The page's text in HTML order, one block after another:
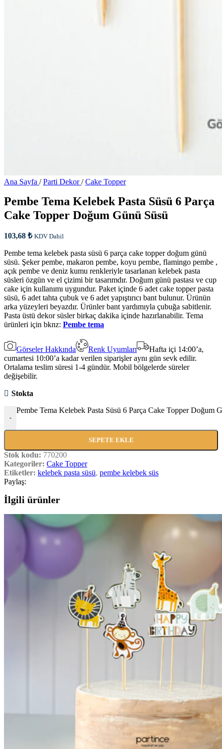
Ana Sayfa / Parti Dekor/ Cake Topper
Pembe Tema Kelebek Pasta Süsü 6 Parça
Cake Topper Doğum Günü Süsü
103,68 ₺ KDV Dahil
Pembe tema kelebek pasta süsü 6 parça cake topper doğum günü
süsü. Şeker pembe, makaron pembe, koyu pembe, flamingo pembe ,
açık pembe ve deniz kumu renkleriyle tasarlanan kelebek pasta
süsleri özgün ve el çizimi bir tasarımdır. Doğum günü pastası ve cup
cake için kullanımı uygundur. Paket içinde 6 adet cake topper pasta
süsü, 6 adet tahta çubuk ve 6 adet yapıştırıcı bant bulunur. Ürünün
arka yüzeyleri beyazdır. Ürünler bant yardımıyla çubuğa sabitlenir.
Pasta üstü dekor süsler birkaç dakika içinde hazırlanabilir. Tema
ürünleri için bknz: Pembe tema
Görseler Hakkında Renk Uyumları
Hafta içi 14:00’a,
cumartesi 10:00’a kadar verilen siparişler aynı gün sevk edilir.
Ortalama teslim süresi 1-4 gündür. Mobil bölgelerde süreler
değişebilir.
Stokta
-
Pembe Tema Kelebek Pasta Süsü 6 Parça Cake Topper Doğum
SEPETE EKLE
Stok kodu: 770200
Kategoriler: Cake Topper
Etiketler: kelebek pasta süsü, pembe kelebek süs
Paylaş:
İlgili ürünler